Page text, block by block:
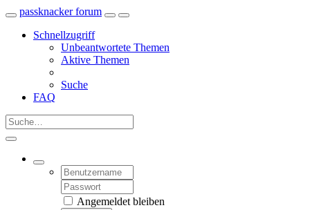
passknacker forum
Schnellzugriff
Unbeantwortete Themen
Aktive Themen
Suche
FAQ
Angemeldet bleiben